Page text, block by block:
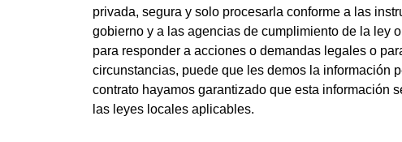
privada, segura y solo procesarla conforme a las
gobierno y a las agencias de cumplimiento de la ley
para responder a acciones o demandas legales o
circunstancias, puede que les demos la información
contrato hayamos garantizado que esta información
las leyes locales aplicables.